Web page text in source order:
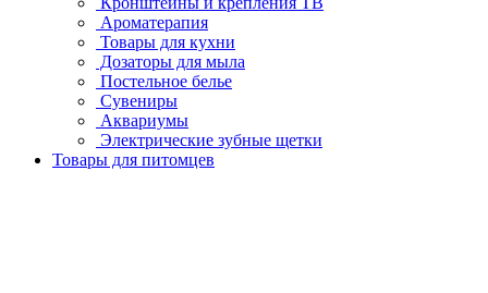
Ароматерапия
Товары для кухни
Дозаторы для мыла
Постельное белье
Сувениры
Аквариумы
Электрические зубные щетки
Товары для питомцев